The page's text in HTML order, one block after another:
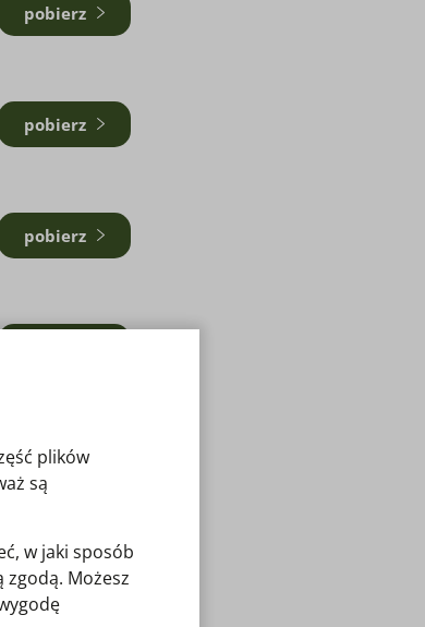
pobierz
pobierz
pobierz
pobierz
pobierz
plików
są
w jaki sposób
Możesz